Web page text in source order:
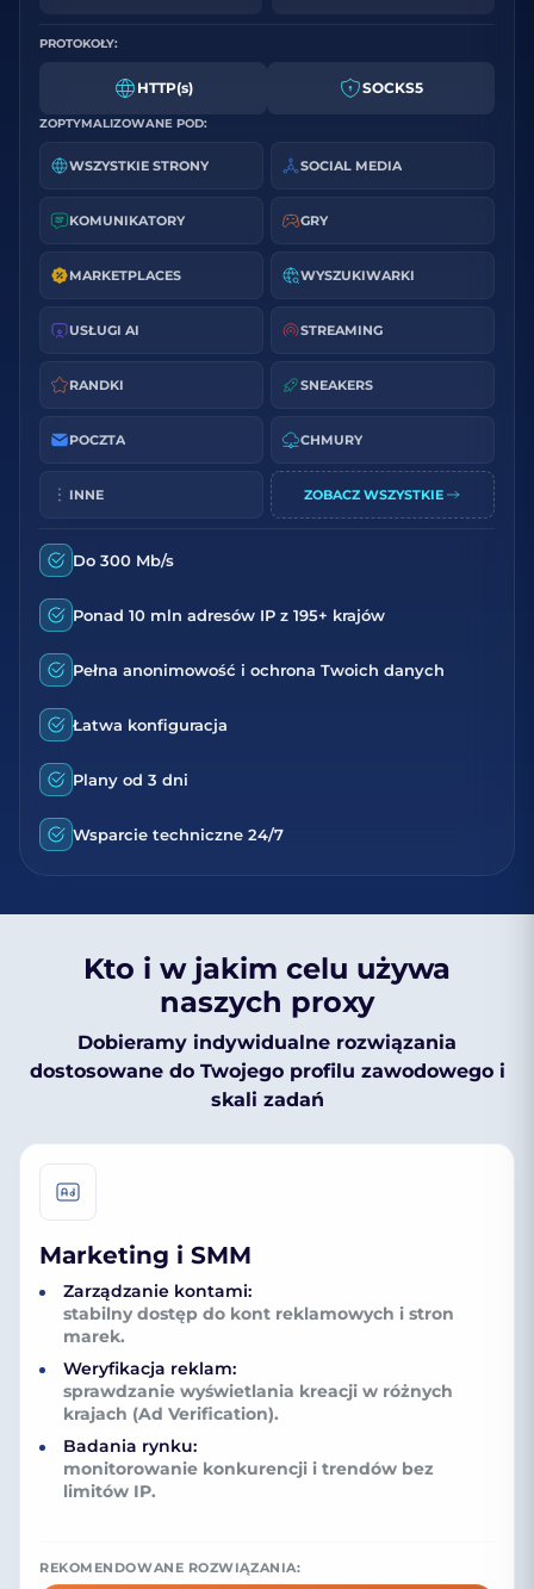
PROTOKOŁY:
HTTP(s) SOCKS5
ZOPTYMALIZOWANE POD:
WSZYSTKIE STRONY SOCIAL MEDIA
KOMUNIKATORY GRY
MARKETPLACES WYSZUKIWARKI
USŁUGI AI STREAMING
RANDKI SNEAKERS
POCZTA CHMURY
INNE ZOBACZ WSZYSTKIE
Do 300 Mb/s
Ponad 10 mln adresów IP z 195+ krajów
Pełna anonimowość i ochrona Twoich danych
Łatwa konfiguracja
Plany od 3 dni
Wsparcie techniczne 24/7
Kto i w jakim celu używa
naszych proxy
Dobieramy indywidualne rozwiązania
dostosowane do Twojego profilu zawodowego i
skali zadań
Marketing i SMM
Zarządzanie kontami:
stabilny dostęp do kont reklamowych i stron
marek.
Weryfikacja reklam:
sprawdzanie wyświetlania kreacji w różnych
krajach (Ad Verification).
Badania rynku:
monitorowanie konkurencji i trendów bez
limitów IP.
REKOMENDOWANE ROZWIĄZANIA: